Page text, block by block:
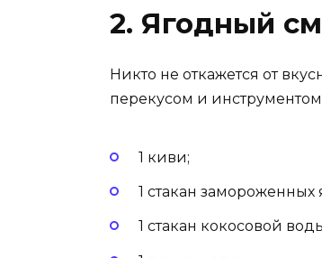
2. Ягодный
Никто не откажется от
перекусом и инструментом
1 киви;
1 стакан
1 стакан кокосовой